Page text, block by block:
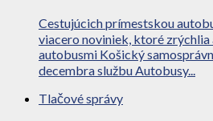
Cestujúcich prímestskou
viacero noviniek, ktoré
autobusmi Košický
decembra službu Autobusy...
Tlačové správy